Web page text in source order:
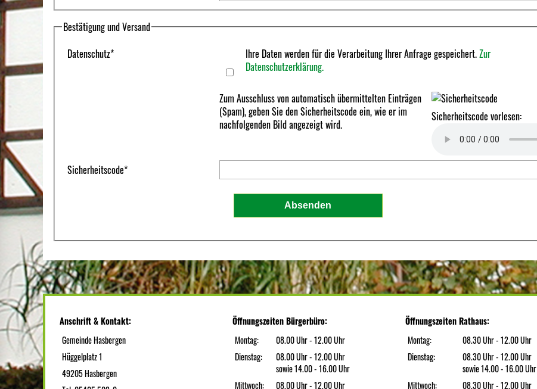
Bestätigung und Versand
Datenschutz* Ihre Daten werden für die Verarbeitung Ihrer Anfrage gespeichert.Zur
Datenschutzerklärung.
Zum Ausschluss von automatisch übermittelten Einträgen
(Spam), geben Sie den Sicherheitscode ein, wie er im
nachfolgenden Bild angezeigt wird.
Sicherheitscode vorlesen:
Sicherheitscode*
Anschrift & Kontakt:
Gemeinde Hasbergen
Hüggelplatz 1
49205 Hasbergen
Öffnungszeiten Bürgerbüro:
Montag:
08.00 Uhr - 12.00 Uhr
Dienstag:
08.00 Uhr - 12.00 Uhr
sowie 14.00 - 16.00 Uhr
Mittwoch:
08.00 Uhr - 12.00 Uhr
Öffnungszeiten Rathaus:
Montag:
08.30 Uhr - 12.00 Uhr
Dienstag:
08.30 Uhr - 12.00 Uhr
sowie 14.00 - 16.00 Uhr
Mittwoch:
08.30 Uhr - 12.00 Uhr